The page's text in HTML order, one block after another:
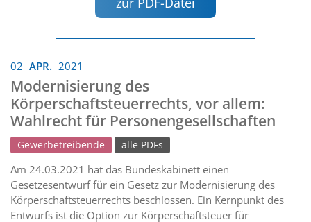
02 APR. 2021
Modernisierung des
Körperschaftsteuerrechts, vor allem:
Wahlrecht für Personengesellschaften
Gewerbetreibende alle PDFs
Am 24.03.2021 hat das Bundeskabinett einen
Gesetzesentwurf für ein Gesetz zur Modernisierung des
Körperschaftsteuerrechts beschlossen. Ein Kernpunkt des
Entwurfs ist die Option zur Körperschaftsteuer für